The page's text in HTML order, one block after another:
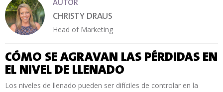
AUTOR
CHRISTY DRAUS
Head of Marketing
CÓMO SE AGRAVAN LAS PÉRDIDAS EN
EL NIVEL DE LLENADO
Los niveles de llenado pueden ser difíciles de controlar en la